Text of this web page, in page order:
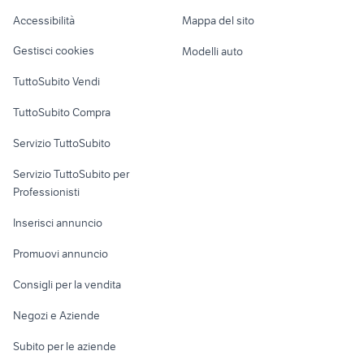
Loft, mansarde e
Informatica
Console e
Fotografia
Telefonia
Accessibilità
Gestisci cookies
TuttoSubito Vendi
TuttoSubito Compra
Servizio TuttoSubito
Servizio TuttoSubito per
Professionisti
Inserisci annuncio
Promuovi annuncio
Consigli per la vendita
Negozi e Aziende
Subito per le aziende
Mappa del sito
Modelli auto